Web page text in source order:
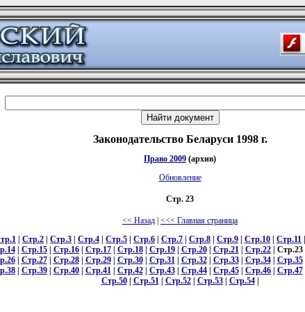
Законодательство Беларуси 1998 г.
Право 2009 (архив)
Обновление
Стр. 23
<< Назад <<< Главная страница
Стр.2 Стр.3 Стр.4 Стр.5 Стр.6 Стр.7 Стр.8 Стр.9 Стр.10 Стр.11
| Стр.15| Стр.16| Стр.17| Стр.18| Стр.19| Стр.20| Стр.21| Стр.22| Стр.23 |
| Стр.27| Стр.28| Стр.29| Стр.30| Стр.31| Стр.32| Стр.33| Стр.34| Стр.35|
| Стр.39| Стр.40| Стр.41| Стр.42| Стр.43| Стр.44| Стр.45| Стр.46| Стр.47|
Стр.50| Стр.51| Стр.52| Стр.53| Стр.54|